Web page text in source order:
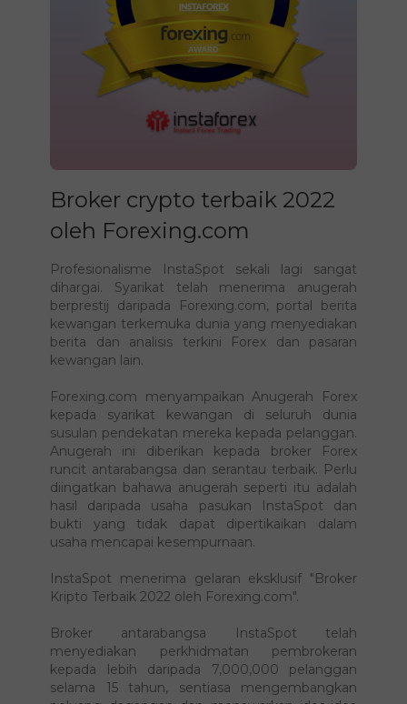
Broker crypto terbaik 2022
oleh Forexing.com
Profesionalisme InstaSpot sekali lagi sangat
dihargai. Syarikat telah menerima anugerah
berprestij daripada Forexing.com, portal berita
kewangan terkemuka dunia yang menyediakan
kewangan lain.
Forexing.com menyampaikan Anugerah Forex
kepada syarikat kewangan di seluruh dunia
susulan pendekatan mereka kepada pelanggan.
Anugerah ini diberikan kepada broker Forex
runcit antarabangsa dan serantau terbaik. Perlu
diingatkan bahawa anugerah seperti itu adalah
hasil daripada usaha pasukan InstaSpot dan
usaha mencapai kesempurnaan.
Kripto Terbaik 2022 oleh Forexing.com".
Broker antarabangsa InstaSpot telah
menyediakan perkhidmatan pembrokeran